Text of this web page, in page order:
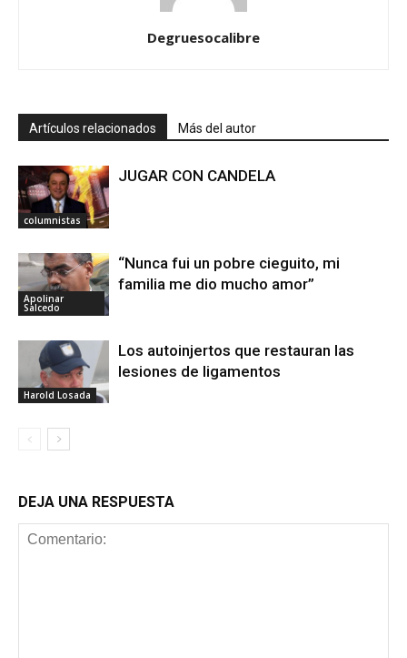
Degruesocalibre
Artículos relacionados Más del autor
columnistas
JUGAR CON CANDELA
Apolinar
Salcedo
“Nunca fui un pobre cieguito, mi
familia me dio mucho amor”
Harold Losada
Los autoinjertos que restauran las
lesiones de ligamentos
DEJA UNA RESPUESTA